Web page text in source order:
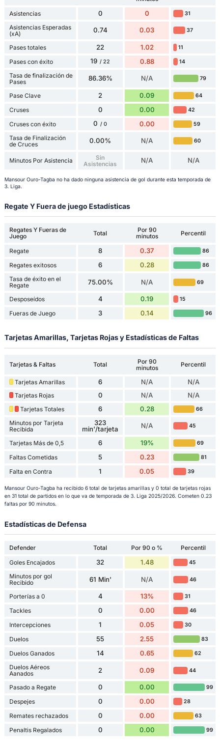
Asistencias
0 0 31
Asistencias Esperadas
(xA)
0.74 0.03 37
Pases totales 22 1.02 11
Pases con éxito 19 / 22 0.88 14
Tasa de finalización de
Pases
86.36% N/A 79
Pase Clave 2 0.09 64
Cruses 0 0.00 42
Cruses con éxito 0 / 0 0.00 59
Tasa de Finalización
de Cruces
0.00% N/A 60
Minutos Por Asistencia
Sin
Asistencias
N/A N/A
Mansour Ouro-Tagba no ha dado ninguna asistencia de gol durante esta temporada de
3. Liga.
Regate Y Fuera de juego Estadísticas
Regates Y Fueras de
Juego
Total
Por 90
minutos
Percentil
Regate 8 0.37 86
Regates exitosos 6 0.28 86
Tasa de éxito en el
Regate
75.00% N/A 69
Desposeídos 4 0.19 15
Fueras de Juego 3 0.14 96
Tarjetas Amarillas, Tarjetas Rojas y Estadísticas de Faltas
Tarjetas & Faltas Total
Por 90
minutos
Percentil
Tarjetas Amarillas 6 N/A N/A
Tarjetas Rojas 0 N/A N/A
Tarjetas Totales 6 0.28 66
Minutos por Tarjeta
Recibida
323
min'/tarjeta
N/A 45
Tarjetas Más de 0,5 6 19% 69
Faltas Cometidas 5 0.23 81
Falta en Contra 1 0.05 39
Mansour Ouro-Tagba ha recibido 6 total de tarjetas amarillas y 0 total de tarjetas rojas
en 31 total de partidos en lo que va de temporada de 3. Liga 2025/2026. Cometen 0.23
faltas por 90 minutos.
Estadísticas de Defensa
Defender Total Por 90 o %
Percentil
Goles Encajados
32 1.48 45
Minutos por gol
Recibido
61 Min' N/A 46
Porterías a 0 4 13% 31
Tackles 0 0.00 46
Intercepciones 1 0.05 30
Duelos 55 2.55 83
Duelos Ganados 14 0.65 62
Duelos Aéreos
Aanados
2 0.09 44
Pasado a Regate 0 0.00 99
Despejes 0 0.00 28
Remates rechazados 0 0.00 63
Penaltis Regalados 0 0.00 99